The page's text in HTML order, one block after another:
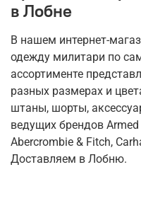
в Лобне
В нашем интернет-
одежду милитари по
ассортименте
разных размерах и
штаны, шорты,
ведущих брендов Armed
Abercrombie & Fitch,
Доставляем в Лобню.